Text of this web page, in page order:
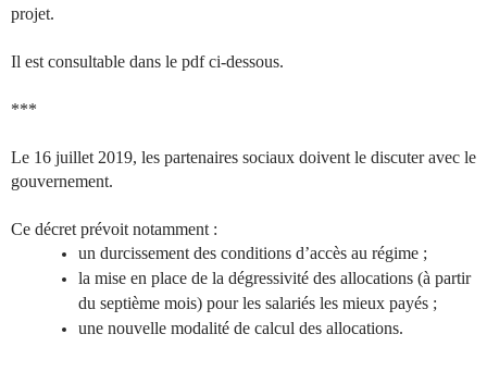
projet.
Il est consultable dans le pdf ci-dessous.
***
Le 16 juillet 2019, les partenaires sociaux doivent le discuter avec le
gouvernement.
Ce décret prévoit notamment :
un durcissement des conditions d’accès au régime ;
la mise en place de la dégressivité des allocations (à partir
du septième mois) pour les salariés les mieux payés ;
une nouvelle modalité de calcul des allocations.